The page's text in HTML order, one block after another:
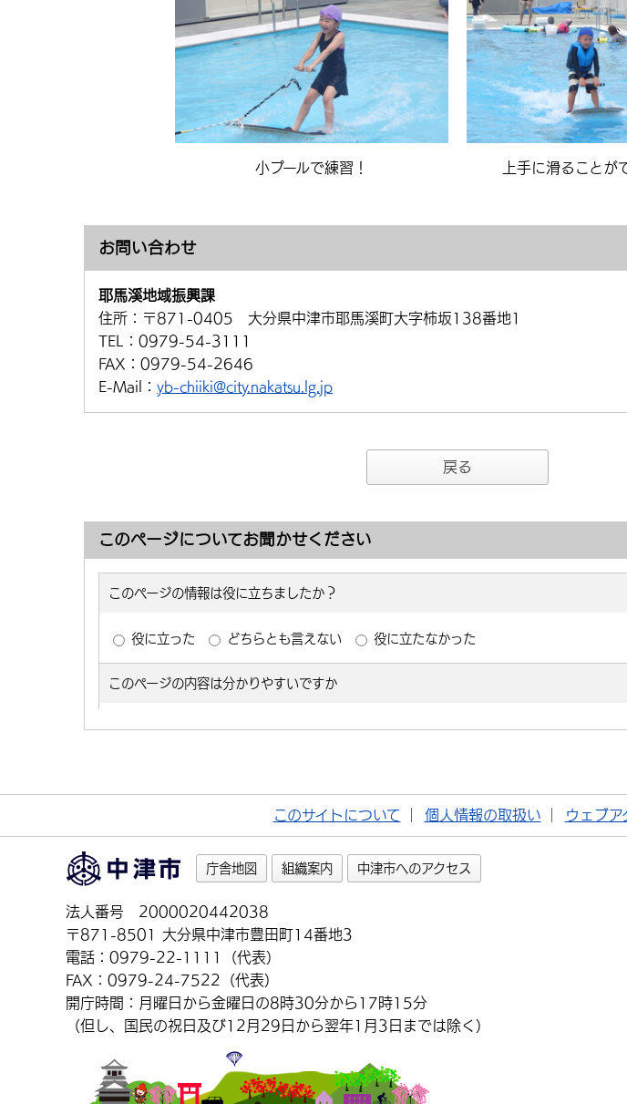
小プールで練習！ 上手に滑ることが
お問い合わせ
耶馬溪地域振興課
住所： 〒871-0405 大分県中津市耶馬溪町大字柿坂138番地1
TEL： 0979-54-3111
FAX： 0979-54-2646
E-Mail： yb-chiiki@city.nakatsu.lg.jp
戻る
このページについてお聞かせください
このサイトについて 個人情報の取扱い ウェブア
庁舎地図 組織案内 中津市へのアクセス
法人番号 2000020442038
〒871-8501 大分県中津市豊田町14番地3
電話：0979-22-1111（代表）
FAX：0979-24-7522（代表）
開庁時間：月曜日から金曜日の8時30分から17時15分
（但し、国民の祝日及び12月29日から翌年1月3日までは除く）